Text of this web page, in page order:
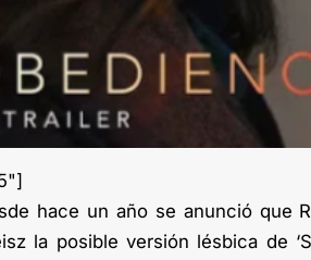
hace un año se anunció que
la posible versión lésbica de